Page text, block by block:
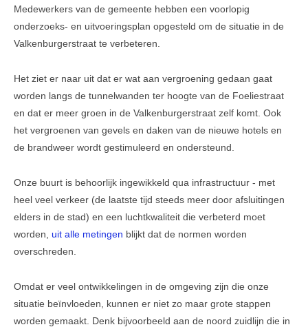
Documenten
Veel gestelde vragen
Parkeerplek te koop
Nieuwsbrieven
Klachtenmeldpunt
ALV 2016
Medewerkers van de gemeente hebben een voorlopig
onderzoeks- en uitvoeringsplan opgesteld om de situatie in de
Valkenburgerstraat te verbeteren.
Het ziet er naar uit dat er wat aan vergroening gedaan gaat
worden langs de tunnelwanden ter hoogte van de Foeliestraat
en dat er meer groen in de Valkenburgerstraat zelf komt. Ook
het vergroenen van gevels en daken van de nieuwe hotels en
de brandweer wordt gestimuleerd en ondersteund.
Onze buurt is behoorlijk ingewikkeld qua infrastructuur - met
heel veel verkeer (de laatste tijd steeds meer door afsluitingen
elders in de stad) en een luchtkwaliteit die verbeterd moet
worden, uit alle metingen blijkt dat de normen worden
overschreden.
Omdat er veel ontwikkelingen in de omgeving zijn die onze
situatie beïnvloeden, kunnen er niet zo maar grote stappen
worden gemaakt. Denk bijvoorbeeld aan de noord zuidlijn die in